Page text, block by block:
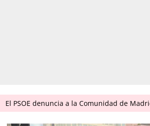
El PSOE denuncia a la Comunidad de